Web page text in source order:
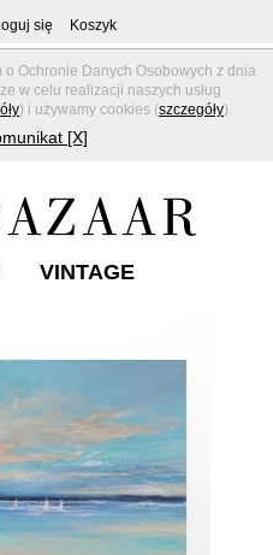
Ochronie Danych Osobowych z dnia
w celu realizacji naszych usług
) i używamy cookies (szczegóły).
[X]
się Koszyk
VINTAGE